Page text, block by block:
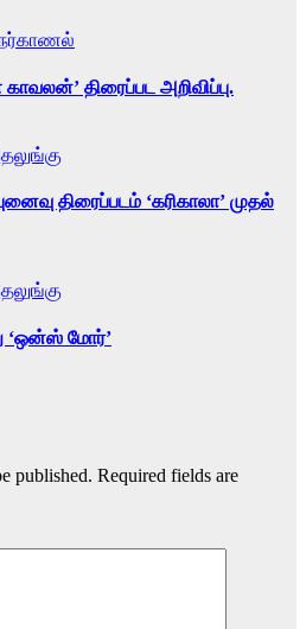
திரைப்பட அறிவிப்பு.
திரைப்படம் ‘கரிகாலா’ முதல்
‘ஒன்ஸ் மோர்’
published. Required fields are